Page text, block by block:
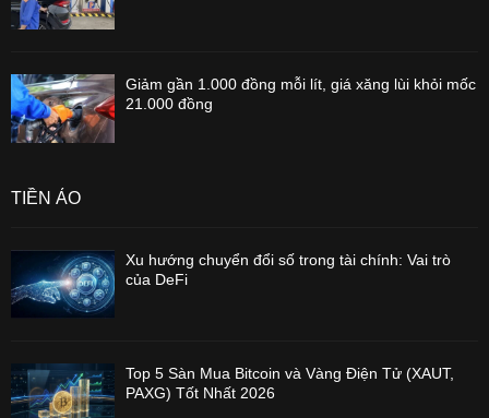
Giảm gần 1.000 đồng mỗi lít, giá xăng lùi khỏi mốc
21.000 đồng
TIỀN ẢO
Xu hướng chuyển đổi số trong tài chính: Vai trò
của DeFi
Top 5 Sàn Mua Bitcoin và Vàng Điện Tử (XAUT,
PAXG) Tốt Nhất 2026